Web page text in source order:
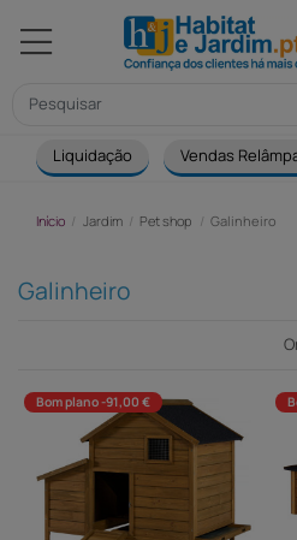
Liquidação Vendas
Início Jardim Pet shop Galinheiro
Galinheiro
Bom plano -91,00 €